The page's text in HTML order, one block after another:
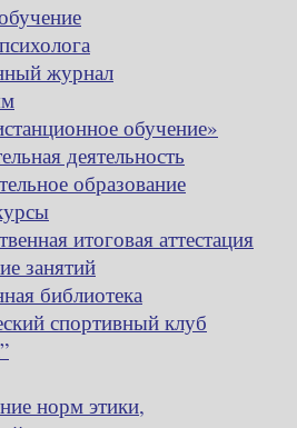
журнал
обучение»
деятельность
образование
итоговая аттестация
занятий
библиотека
спортивный клуб
норм этики,